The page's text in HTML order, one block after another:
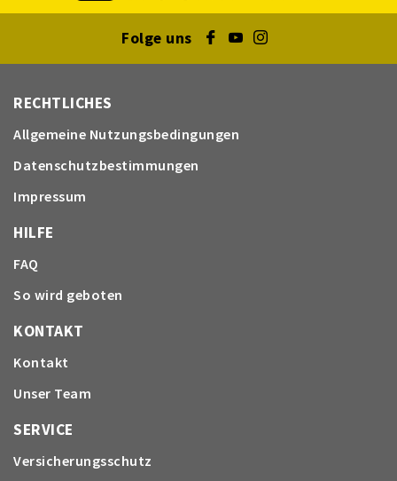
Folge uns
RECHTLICHES
Allgemeine Nutzungsbedingungen
Datenschutzbestimmungen
Impressum
HILFE
FAQ
So wird geboten
KONTAKT
Kontakt
Unser Team
SERVICE
Versicherungsschutz